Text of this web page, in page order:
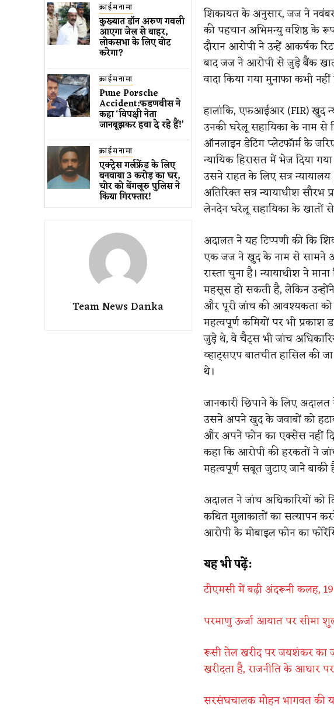
क्राईमनामा
कुख्यात डॉन अरुण गवली ​
आएगा जेल से बाहर​,
लोकसभा के लिए वोट
करेगा?
क्राईमनामा
Pune Porsche
Accident:फडणवीस ने
कहा ‘विपक्षी नेता
जानबूझकर हवा दे रहे हैं!’
क्राईमनामा
एक्ट्रेस गर्लफ्रेंड के लिए ​
बनवाया 3 करोड़ का घर​, ​
चोर को बेंगलूरु पुलिस ने ​
किया गिरफ्तार!
Team News Danka
शिकायत के अनुसार, जज ने
की पहचान अभिमन्यु वशिष्ठ के
दौरान आरोपी ने उन्हें आकर्षक
बाद जज ने आरोपी से जुड़े बैंक
वादा किया गया मुनाफा कभी
हालांकि, एफआईआर (FIR) खुद
उनकी घरेलू सहायिका के नाम से
ऑनलाइन डेटिंग प्लेटफॉर्म के
न्यायिक हिरासत में भेज दिया
उसने राहत के लिए सत्र
अतिरिक्त सत्र न्यायाधीश सौरभ
लेनदेन घरेलू सहायिका के खातों
अदालत ने यह टिप्पणी की कि
एक जज ने खुद के नाम से सामने
रास्ता चुना है। न्यायाधीश ने
महसूस हो सकती है, लेकिन
और पूरी जांच की आवश्यकता
महत्वपूर्ण कमियों पर भी प्रकाश
जुड़े थे, वे चैट्स भी जांच
व्हाट्सएप बातचीत हासिल की
थे।
जानकारी छिपाने के लिए
उसने अपने खुद के जवाबों को
और अपने फोन का एक्सेस नहीं
कहा कि आरोपी की हरकतों ने
महत्वपूर्ण सबूत जुटाए जाने
अदालत ने जांच अधिकारियों को
कथित मुलाकातों का सत्यापन
आरोपी के मोबाइल फोन का
यह भी पढ़ें:
टीएमसी में बढ़ी अंदरूनी कलह,
परमाणु ऊर्जा आयात पर सीमा
रूसी तेल खरीद पर जयशंकर का
खरीदता है, राजनीति के आधार
सरसंघचालक मोहन भागवत की